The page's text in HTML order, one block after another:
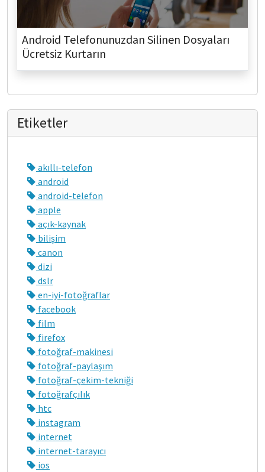
Android Telefonunuzdan Silinen Dosyaları
Ücretsiz Kurtarın
Etiketler
akıllı-telefon
android
android-telefon
apple
açık-kaynak
bilişim
canon
dizi
dslr
en-iyi-fotoğraflar
facebook
film
firefox
fotoğraf-makinesi
fotoğraf-paylaşım
fotoğraf-çekim-tekniği
fotoğrafçılık
htc
instagram
internet
internet-tarayıcı
ios